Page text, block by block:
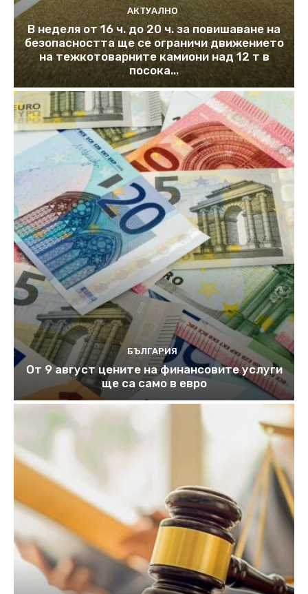
АКТУАЛНО
В неделя от 16 ч. до 20 ч. за повишаване на
безопасността ще се ограничи движението
на тежкотоварните камиони над 12 т в
посока...
БЪЛГАРИЯ
От 9 август цените на финансовите услуги
ще са само в евро